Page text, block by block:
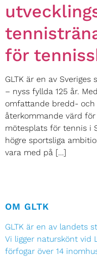
för
GLTK är en av
– nyss fyllda 125 år.
omfattande bredd-
återkommande värd
mötesplats för tennis i
högre sportsliga
vara med på […]
OM GLTK
GLTK är en av landets
Vi ligger naturskönt vid
förfogar över 14